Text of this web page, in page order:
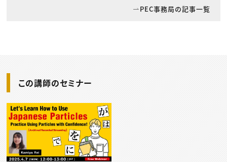
PEC事務局の記事一覧
この講師のセミナー